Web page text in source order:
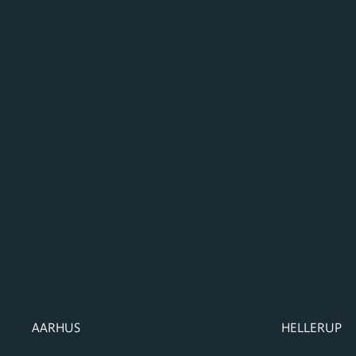
FORMUPLEJE
AARHUS HELLERUP